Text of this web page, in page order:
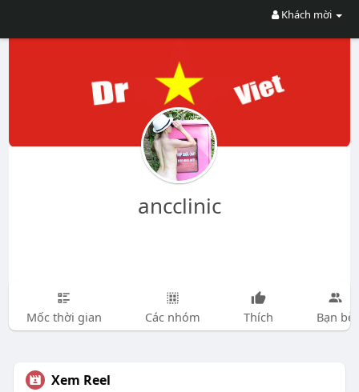
Khách mời
ancclinic
Mốc thời gian Các nhóm Thích Bạn bè
Xem Reel